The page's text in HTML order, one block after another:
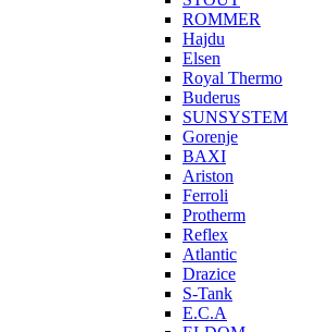
ROMMER
Hajdu
Elsen
Royal Thermo
Buderus
SUNSYSTEM
Gorenje
BAXI
Ariston
Ferroli
Protherm
Reflex
Atlantic
Drazice
S-Tank
E.C.A